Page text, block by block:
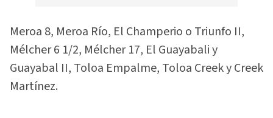
Meroa 8, Meroa Río, El Champerio o Triunfo II,
Mélcher 6 1/2, Mélcher 17, El Guayabali y
Guayabal II, Toloa Empalme, Toloa Creek y Creek
Martínez.